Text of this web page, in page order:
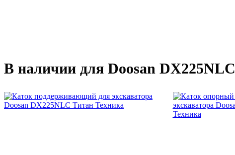
В наличии для Doosan DX225NLC